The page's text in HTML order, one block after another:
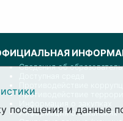
Сведения об
Противодействие
Информация о вакансиях
посещения и